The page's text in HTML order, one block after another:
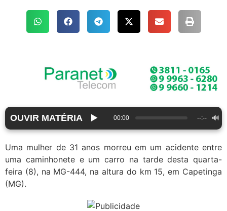
OUVIR MATÉRIA ▶️ 00:00 --:-- 🔊
Uma mulher de 31 anos morreu em um acidente entre
uma caminhonete e um carro na tarde desta quarta-
feira (8), na MG-444, na altura do km 15, em Capetinga
(MG).